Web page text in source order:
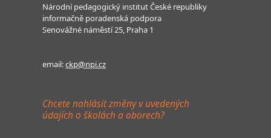
Národní pedagogický institut České republiky
informačně poradenská podpora
Senovážné náměstí 25, Praha 1
email:ckp@npi.cz
Chcete nahlásit změny v uvedených
údajích o školách a oborech?